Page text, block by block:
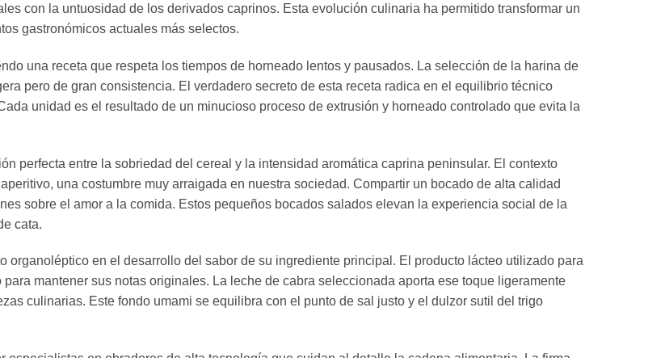
con la untuosidad de los derivados caprinos. Esta evolución culinaria ha permitido transformar un
gastronómicos actuales más selectos.
una receta que respeta los tiempos de horneado lentos y pausados. La selección de la harina de
pero de gran consistencia. El verdadero secreto de esta receta radica en el equilibrio técnico
unidad es el resultado de un minucioso proceso de extrusión y horneado controlado que evita la
perfecta entre la sobriedad del cereal y la intensidad aromática caprina peninsular. El contexto
una costumbre muy arraigada en nuestra sociedad. Compartir un bocado de alta calidad
sobre el amor a la comida. Estos pequeños bocados salados elevan la experiencia social de la
cata.
organoléptico en el desarrollo del sabor de su ingrediente principal. El producto lácteo utilizado para
mantener sus notas originales. La leche de cabra seleccionada aporta ese toque ligeramente
culinarias. Este fondo umami se equilibra con el punto de sal justo y el dulzor sutil del trigo